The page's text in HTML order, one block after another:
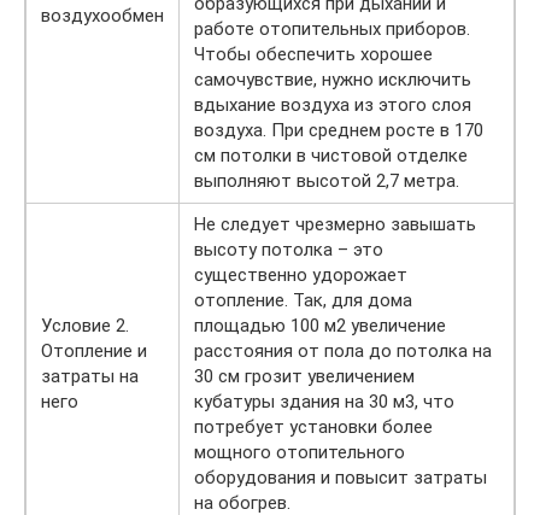
воздухообмен
работе отопительных приборов.
Чтобы обеспечить хорошее
самочувствие, нужно исключить
вдыхание воздуха из этого слоя
воздуха. При среднем росте в 170
см потолки в чистовой отделке
выполняют высотой 2,7 метра.
Условие 2.
Отопление и
затраты на
него
Не следует чрезмерно завышать
высоту потолка – это
существенно удорожает
отопление. Так, для дома
площадью 100 м2 увеличение
расстояния от пола до потолка на
30 см грозит увеличением
кубатуры здания на 30 м3, что
потребует установки более
мощного отопительного
оборудования и повысит затраты
на обогрев.